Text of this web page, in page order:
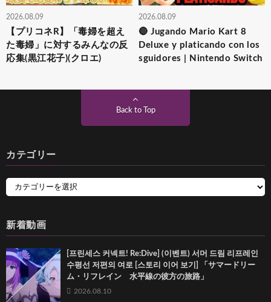
2026.08.09
【プリコネR】「毒婦を超え
た毒婦」に対するみんなの反
応集(黒江花子)(クロエ)
2026.08.09
🔴 Jugando Mario Kart 8
Deluxe y platicando con los
sguidores | Nintendo Switch
Back to Top
カテゴリー
新着動画
[프린세스 커넥트! Re:Dive] (이벤트) 서머 드림 리프레인
수평선 저편의 여로 [스토리 이어 보기] 「サマードリー
ム・リフレイン 水平線の彼方の旅路」
2026.08.10